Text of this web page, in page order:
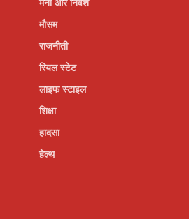
मौसम
राजनीती
रियल स्टेट
लाइफ स्टाइल
शिक्षा
हादसा
हेल्थ